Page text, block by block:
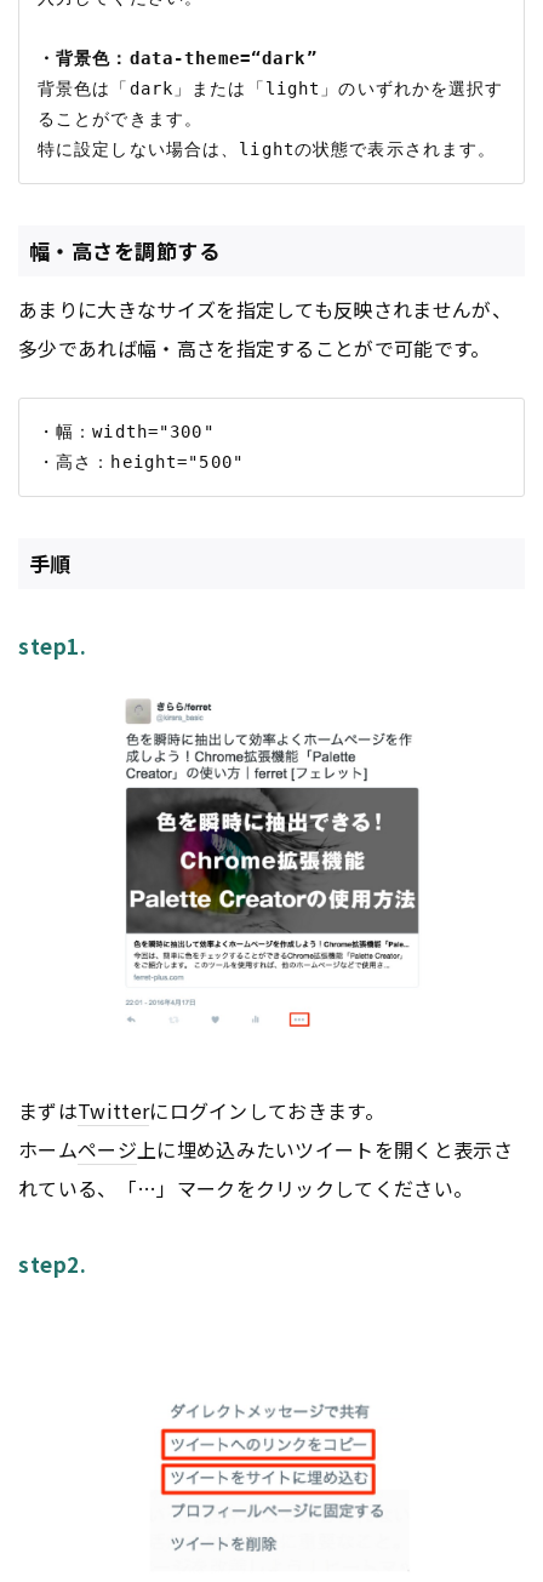
・背景色：data-theme=“dark”
背景色は「dark」または「light」のいずれかを選択す
ることができます。
幅・高さを調節する
あまりに大きなサイズを指定しても反映されませんが、
多少であれば幅・高さを指定することがで可能です。
・幅：width="300"
手順
step1.
まずはTwitterにログインしておきます。
ホームページ上に埋め込みたいツイートを開くと表示さ
れている、「…」マークをクリックしてください。
step2.